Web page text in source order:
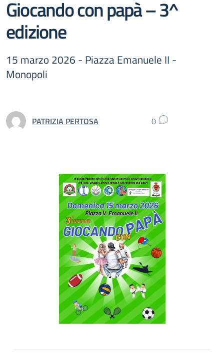
Giocando con papà – 3^
edizione
15 marzo 2026 - Piazza Emanuele II -
Monopoli
PATRIZIA PERTOSA 0